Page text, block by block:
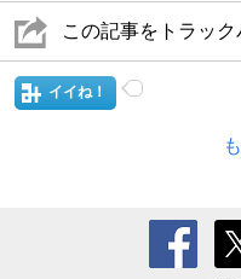
この記事をトラック
イイね！